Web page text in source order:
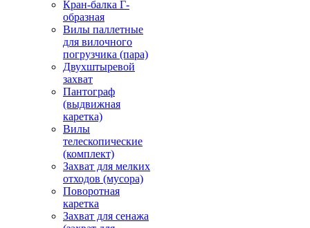
Кран-балка Г-
образная
Вилы паллетные
для вилочного
погрузчика (пара)
Двухштыревой
захват
Пантограф
(выдвижная
каретка)
Вилы
телескопические
(комплект)
Захват для мелких
отходов (мусора)
Поворотная
каретка
Захват для сенажа